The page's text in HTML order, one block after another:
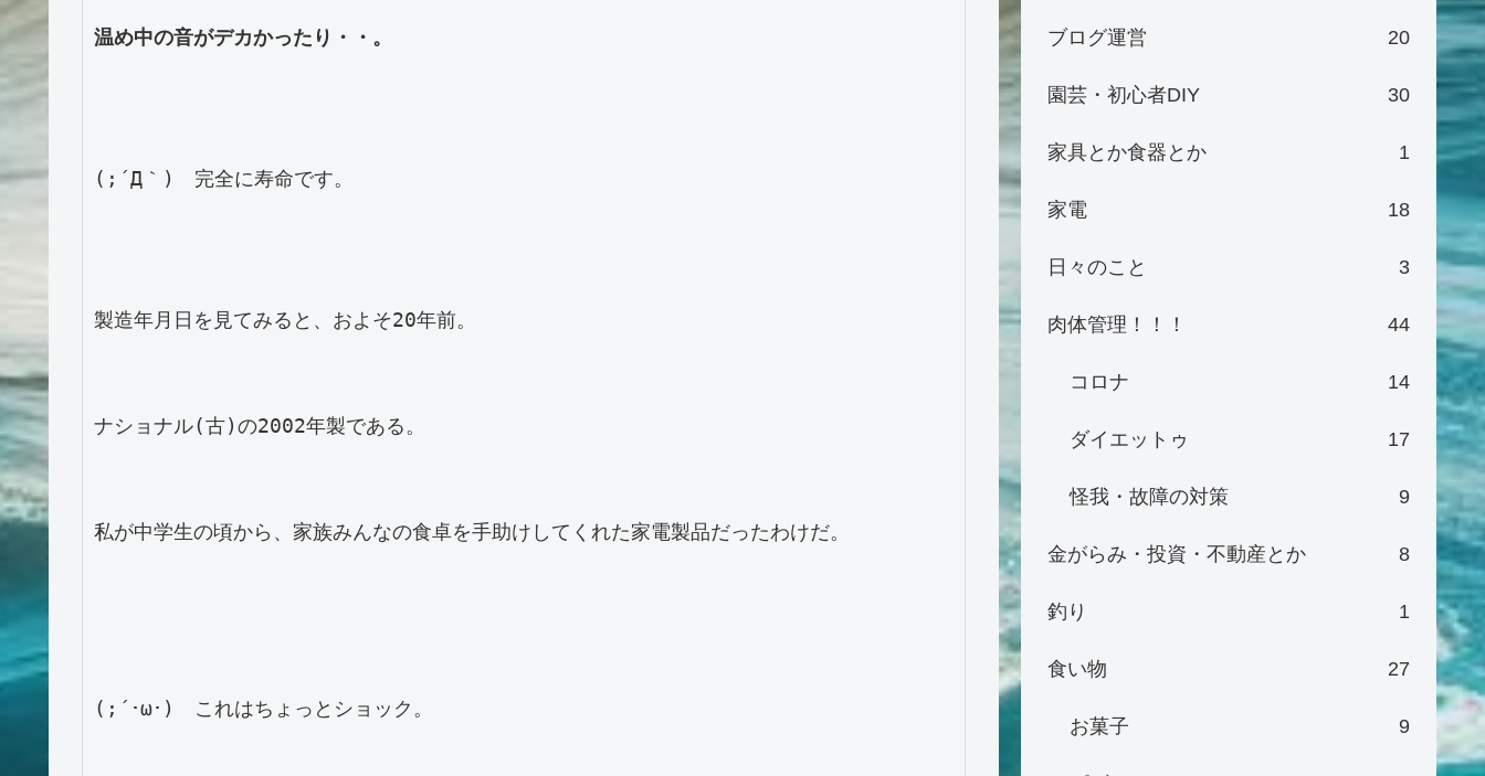
温め中の音がデカかったり・・。
(;´Д｀)　完全に寿命です。
製造年月日を見てみると、およそ20年前。
ナショナル(古)の2002年製である。
私が中学生の頃から、家族みんなの食卓を手助けしてくれた家電製品だったわけだ。
(;´･ω･)　これはちょっとショック。
ブログ運営 20
園芸・初心者DIY 30
家具とか食器とか 1
家電 18
日々のこと 3
肉体管理！！！ 44
コロナ 14
ダイエットゥ 17
怪我・故障の対策 9
金がらみ・投資・不動産とか 8
釣り 1
食い物 27
お菓子 9